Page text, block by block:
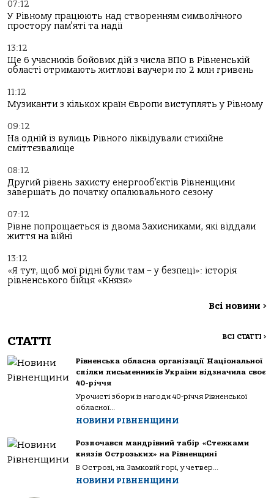
07:12
У Рівному працюють над створенням символічного
простору пам’яті та надії
13:12
Ще 6 учасників бойових дій з числа ВПО в Рівненській
області отримають житлові ваучери по 2 млн гривень
11:12
Музиканти з кількох країн Європи виступлять у Рівному
09:12
На одній із вулиць Рівного ліквідували стихійне
сміттєзвалище
08:12
Другий рівень захисту енергооб’єктів Рівненщини
завершать до початку опалювального сезону
07:12
Рівне попрощається із двома Захисниками, які віддали
життя на війні
13:12
«Я тут, щоб мої рідні були там – у безпеці»: історія
рівненського бійця «Князя»
Всі новини >
СТАТТІ ВСІ СТАТТІ >
Рівненська обласна організації Національної
спілки письменників України відзначила своє
40-річчя
Урочисті збори із нагоди 40-річчя Рівненської
обласної...
НОВИНИ РІВНЕНЩИНИ
Розпочався мандрівний табір «Стежками
князів Острозьких» на Рівненщині
В Острозі, на Замковій горі, у четвер...
НОВИНИ РІВНЕНЩИНИ